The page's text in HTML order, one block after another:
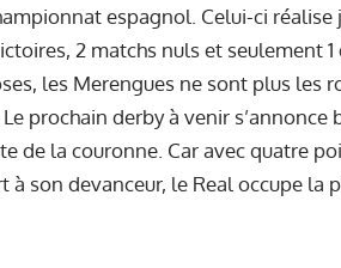
espagnol. Celui-ci réalise
2 matchs nuls et seulement
les Merengues ne sont plus les
prochain derby à venir
de la couronne. Car avec quatre
à son devanceur, le Real occupe la